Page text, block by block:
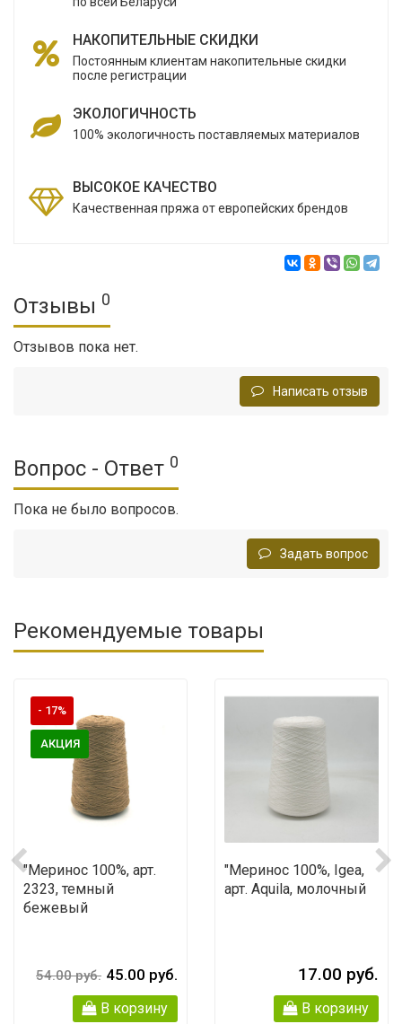
НАКОПИТЕЛЬНЫЕ СКИДКИ
Постоянным клиентам накопительные скидки
после регистрации
ЭКОЛОГИЧНОСТЬ
100% экологичность поставляемых материалов
ВЫСОКОЕ КАЧЕСТВО
Качественная пряжа от европейских брендов
Отзывы 0
Отзывов пока нет.
Написать отзыв
Вопрос - Ответ 0
Пока не было вопросов.
Задать вопрос
Рекомендуемые товары
- 17%
АКЦИЯ
"Меринос 100%, арт.
2323, темный
бежевый
54.00 руб. 45.00 руб.
В корзину
"Меринос 100%, Igea,
арт. Aquila, молочный
17.00 руб.
В корзину